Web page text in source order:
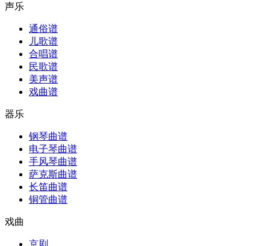
声乐
通俗谱
儿歌谱
合唱谱
民歌谱
美声谱
戏曲谱
器乐
钢琴曲谱
电子琴曲谱
手风琴曲谱
萨克斯曲谱
长笛曲谱
铜管曲谱
戏曲
京剧